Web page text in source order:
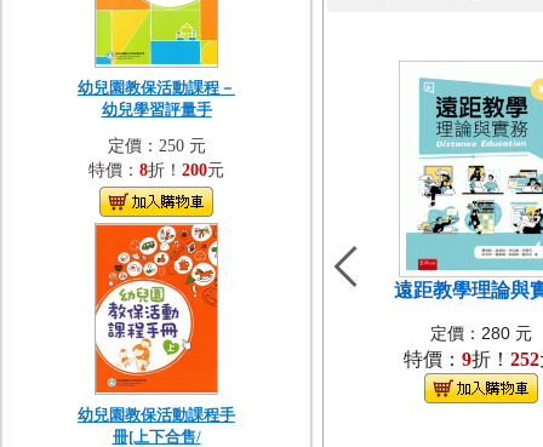
幼兒園教保活動課程－
幼兒學習評量手
定價：250 元
特價： 8折！ 200元
幼兒園教保活動課程手
冊[上下合售/
遠距教學理論與
定價：280 元
特價： 9折！ 252